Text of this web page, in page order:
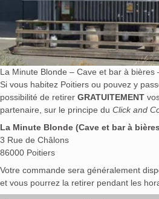
La Minute Blonde – Cave et bar à bières
Si vous habitez Poitiers ou pouvez y
possibilité de retirer GRATUITEMENT
partenaire, sur le principe du Click and
La Minute Blonde (Cave et bar à
3 Rue de Châlons
86000 Poitiers
Votre commande sera généralement
et vous pourrez la retirer pendant les